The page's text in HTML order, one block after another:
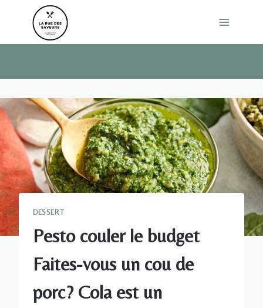
DESSERT
Pesto couler le budget
Faites-vous un cou de
porc? Cola est un